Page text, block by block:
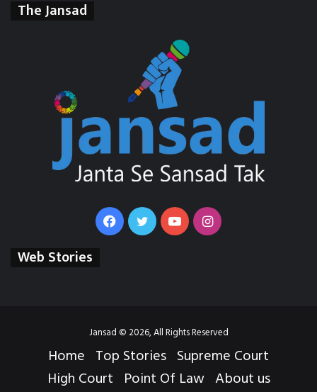
The Jansad
FacebookTwitterYouTubeInstagram
Web Stories
Jansad © 2026, All Rights Reserved
Home Top Stories Supreme Court
High Court Point Of Law About us